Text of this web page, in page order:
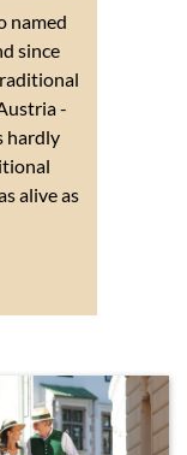
named
since
-
hardly
alive as